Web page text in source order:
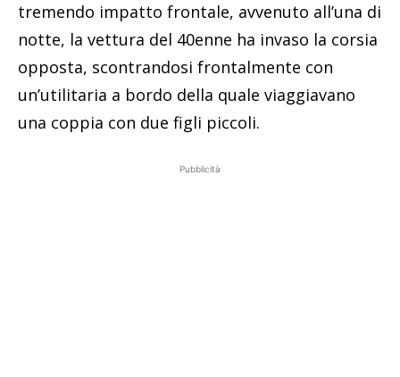
tremendo impatto frontale, avvenuto all’una di
notte, la vettura del 40enne ha invaso la corsia
opposta, scontrandosi frontalmente con
un’utilitaria a bordo della quale viaggiavano
una coppia con due figli piccoli.
Pubblicità